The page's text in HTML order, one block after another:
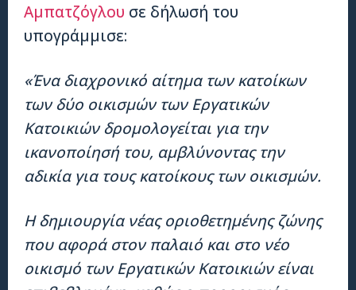
Αμπατζόγλου σε δήλωσή του
υπογράμμισε:
«Ένα διαχρονικό αίτημα των κατοίκων
των δύο οικισμών των Εργατικών
Κατοικιών δρομολογείται για την
ικανοποίησή του, αμβλύνοντας την
αδικία για τους κατοίκους των οικισμών.
Η δημιουργία νέας οριοθετημένης ζώνης
που αφορά στον παλαιό και στο νέο
οικισμό των Εργατικών Κατοικιών είναι